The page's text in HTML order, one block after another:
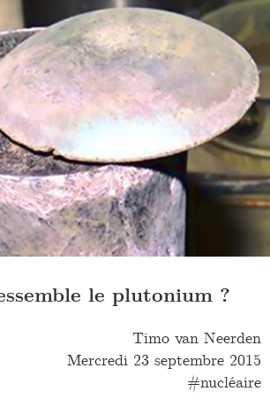
le plutonium ?
Timo van Neerden
Mercredi 23 septembre 2015
nucléaire